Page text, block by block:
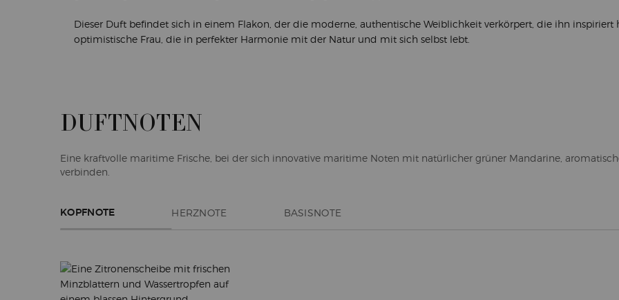
Dieser Duft befindet sich in einem Flakon, der die moderne, authentische Weiblichkeit verkörpert, die ihn inspiriert
optimistische Frau, die in perfekter Harmonie mit der Natur und mit sich selbst lebt.
DUFTNOTEN
Eine kraftvolle maritime Frische, bei der sich innovative maritime Noten mit natürlicher grüner Mandarine,
verbinden.
KOPFNOTE HERZNOTE BASISNOTE